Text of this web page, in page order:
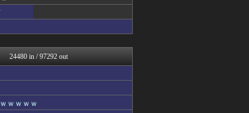
ーローNEWS
んわかMkⅡ
日は何を食べようか
かぞくちゃんねる
ーランドボール 翻訳
羅場まとめ速報
24480 in / 97292 out
ｗｗｗｗ